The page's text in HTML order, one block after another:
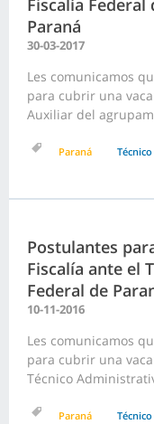
Fiscalía
Paraná
30-03-2017
Les comunicamos
para cubrir una
Auxiliar del
Paraná
Postulantes
Fiscalía ante el
Federal de
10-11-2016
Les comunicamos
para cubrir una
Técnico
Paraná